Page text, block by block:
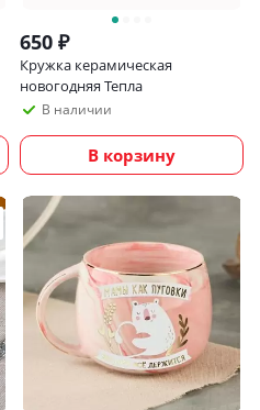
650 ₽
Кружка керамическая
новогодняя Тепла
В наличии
В корзину